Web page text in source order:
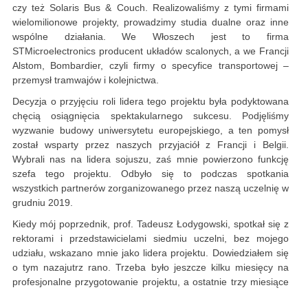
czy też Solaris Bus & Couch. Realizowaliśmy z tymi firmami
wielomilionowe projekty, prowadzimy studia dualne oraz inne
wspólne działania. We Włoszech jest to firma
STMicroelectronics producent układów scalonych, a we Francji
Alstom, Bombardier, czyli firmy o specyfice transportowej –
przemysł tramwajów i kolejnictwa.
Decyzja o przyjęciu roli lidera tego projektu była podyktowana
chęcią osiągnięcia spektakularnego sukcesu. Podjęliśmy
wyzwanie budowy uniwersytetu europejskiego, a ten pomysł
został wsparty przez naszych przyjaciół z Francji i Belgii.
Wybrali nas na lidera sojuszu, zaś mnie powierzono funkcję
szefa tego projektu. Odbyło się to podczas spotkania
wszystkich partnerów zorganizowanego przez naszą uczelnię w
grudniu 2019.
Kiedy mój poprzednik, prof. Tadeusz Łodygowski, spotkał się z
rektorami i przedstawicielami siedmiu uczelni, bez mojego
udziału, wskazano mnie jako lidera projektu. Dowiedziałem się
o tym nazajutrz rano. Trzeba było jeszcze kilku miesięcy na
profesjonalne przygotowanie projektu, a ostatnie trzy miesiące